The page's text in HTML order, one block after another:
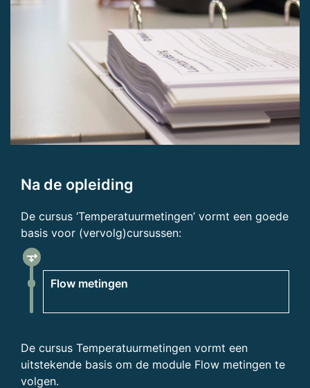
Na de opleiding
De cursus ‘Temperatuurmetingen’ vormt een goede
basis voor (vervolg)cursussen:
Flow metingen
fork_right
De cursus Temperatuurmetingen vormt een
uitstekende basis om de module Flow metingen te
volgen.